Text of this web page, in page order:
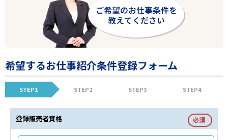
希望するお仕事紹介条件登録フォーム
STEP1 STEP2 STEP3 STEP4
登録販売者資格 必須